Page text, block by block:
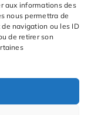
aux informations des
nous permettra de
navigation ou les ID
de retirer son